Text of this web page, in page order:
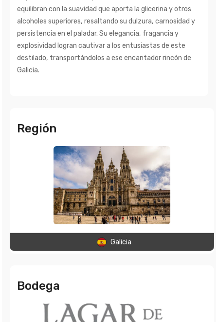
equilibran con la suavidad que aporta la glicerina y otros
alcoholes superiores, resaltando su dulzura, carnosidad y
persistencia en el paladar. Su elegancia, fragancia y
explosividad logran cautivar a los entusiastas de este
destilado, transportándolos a ese encantador rincón de
Galicia.
Región
Galicia
Bodega